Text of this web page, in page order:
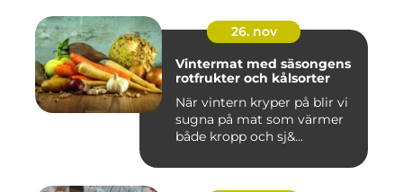
26. nov
Vintermat med säsongens
rotfrukter och kålsorter
När vintern kryper på blir vi
sugna på mat som värmer
både kropp och sj&...